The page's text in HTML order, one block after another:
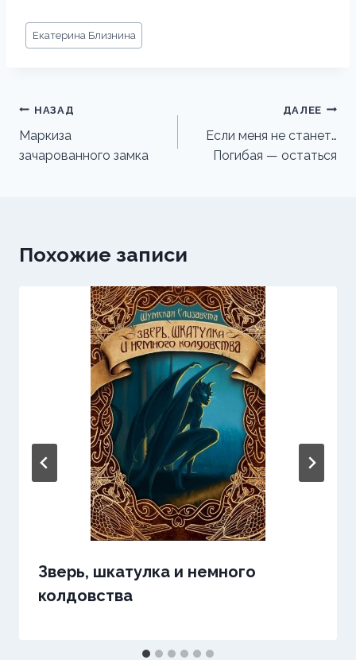
Метки
записи:
Екатерина Близнина
Навигация
по
записям
НАЗАД
Маркиза
зачарованного замка
ДАЛЕЕ
Если меня не станет…
Погибая — остаться
Похожие записи
Зверь, шкатулка и немного
колдовства